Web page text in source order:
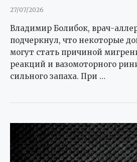
27/07/2026
Владимир Болибок, врач-
подчеркнул, что некоторые
могут стать причиной
реакций и вазомоторного
сильного запаха. При …